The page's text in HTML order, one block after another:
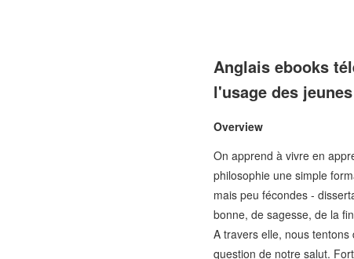
Anglais ebooks
l'usage des
Overview
On apprend à vivre en
philosophie une simple
mais peu fécondes -
bonne, de sagesse, de la
A travers elle, nous
question de notre salut.